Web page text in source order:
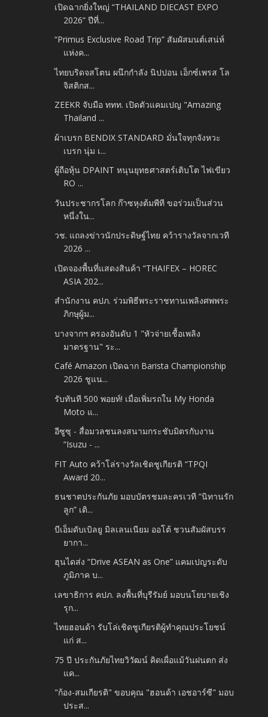
เปิดฉากยิ่งใหญ่ “THAILAND DIECAST EXPO
2026” ปีที่...
“Primus Exclusive Road Trip” สัมผัสมนต์เสน่ห์
แห่งค...
ไทยบริดจสโตน ผนึกกำลัง นิปปอน เอ็กซ์เพรส โล
จิสติกส...
ZEEKR จับมือ ททท. เปิดตัวแคมเปญ "Amazing
Thailand ...
ผ้าเบรก BENDIX STANDARD มั่นใจทุกจังหวะ
เบรก นุ่ม เ...
ผู้ถือหุ้น DPAINT หนุนยุทธศาสตร์เติบโต ไฟเขียว
RO ...
วันประชากรโลก ก๊าซหุงต้มพีที ขอร่วมเป็นส่วน
หนึ่งใน...
วช. แถลงข่าวนักประดิษฐ์ไทย คว้ารางวัลจากเวที
2026 ...
เปิดจองพื้นที่แสดงสินค้า “THAIFEX – HOREC
ASIA 202...
สำนักงาน คปภ. ร่วมพิธีพระราชทานเพลิงศพพระ
ภิกษุผู้ม...
บางจากฯ ครองอันดับ 1 "หัวจ่ายเชื้อเพลิง
มาตรฐาน" ระ...
Café Amazon เปิดฉาก Barista Championship
2026 ชูแน...
รับทันที 500 พอยท์! เมื่อเพิ่มรถใน My Honda
Moto แ...
อีซูซุ - สื่อมวลชนลงสนามกระชับมิตรกับงาน
“Isuzu - ...
FIT Auto คว้าโล่รางวัลเชิดชูเกียรติ “TPQI
Award 20...
ธนชาตประกันภัย มอบบัตรชมละครเวที “นิทานรัก
ลูก” เติ...
บีเอ็มดับเบิลยู มิลเลนเนียม ออโต้ ชวนสัมผัสบรร
ยากา...
ฮุนไดส่ง “Drive ASEAN as One” แคมเปญระดับ
ภูมิภาค บ...
เลขาธิการ คปภ. ลงพื้นที่บุรีรัมย์ มอบนโยบายเชิง
รุก...
ไทยฮอนด้า รับโล่เชิดชูเกียรติผู้ทำคุณประโยชน์
แก่ ส...
75 ปี ประกันภัยไทยวิวัฒน์ คิดเผื่อแม้วันฝนตก ส่ง
แค...
"ก้อง-สมเกียรติ" ขอบคุณ "ฮอนด้า เอชอาร์ซี" มอบ
ประส...